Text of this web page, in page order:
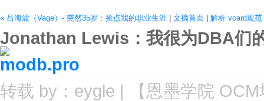
« 吕海波（Vage）- 突然35岁：捡点我的职业生涯 文摘首页 解析 vcard规
Jonathan Lewis：我很为DBA们
转载 by： eygle | 【恩墨学院 OCM